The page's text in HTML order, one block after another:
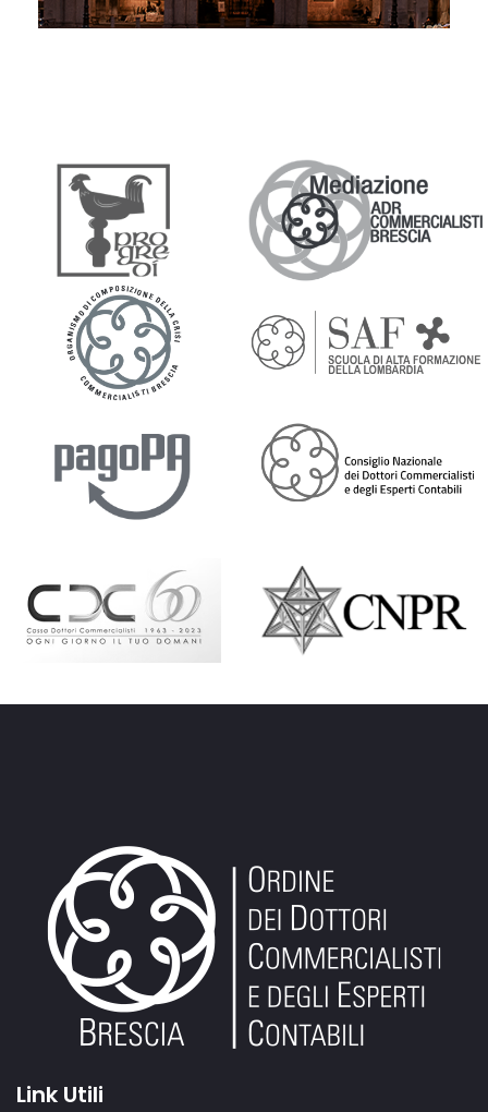
Link Utili